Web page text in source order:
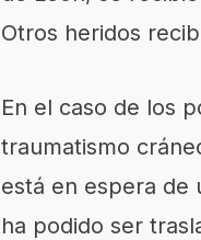
Otros heridos
En el caso de los
traumatismo
está en espera de
ha podido ser